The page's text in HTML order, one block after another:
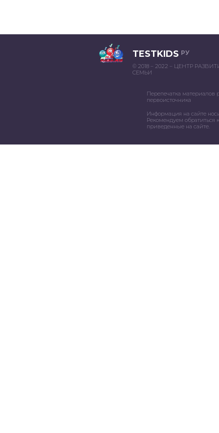
TESTKIDS РУ
© 2018 – 2022 – ЦЕНТР
СЕМЬИ
Перепечатка материалов
первоисточника
Информация на сайте
Рекомендуем обратиться
приведенные на сайте.